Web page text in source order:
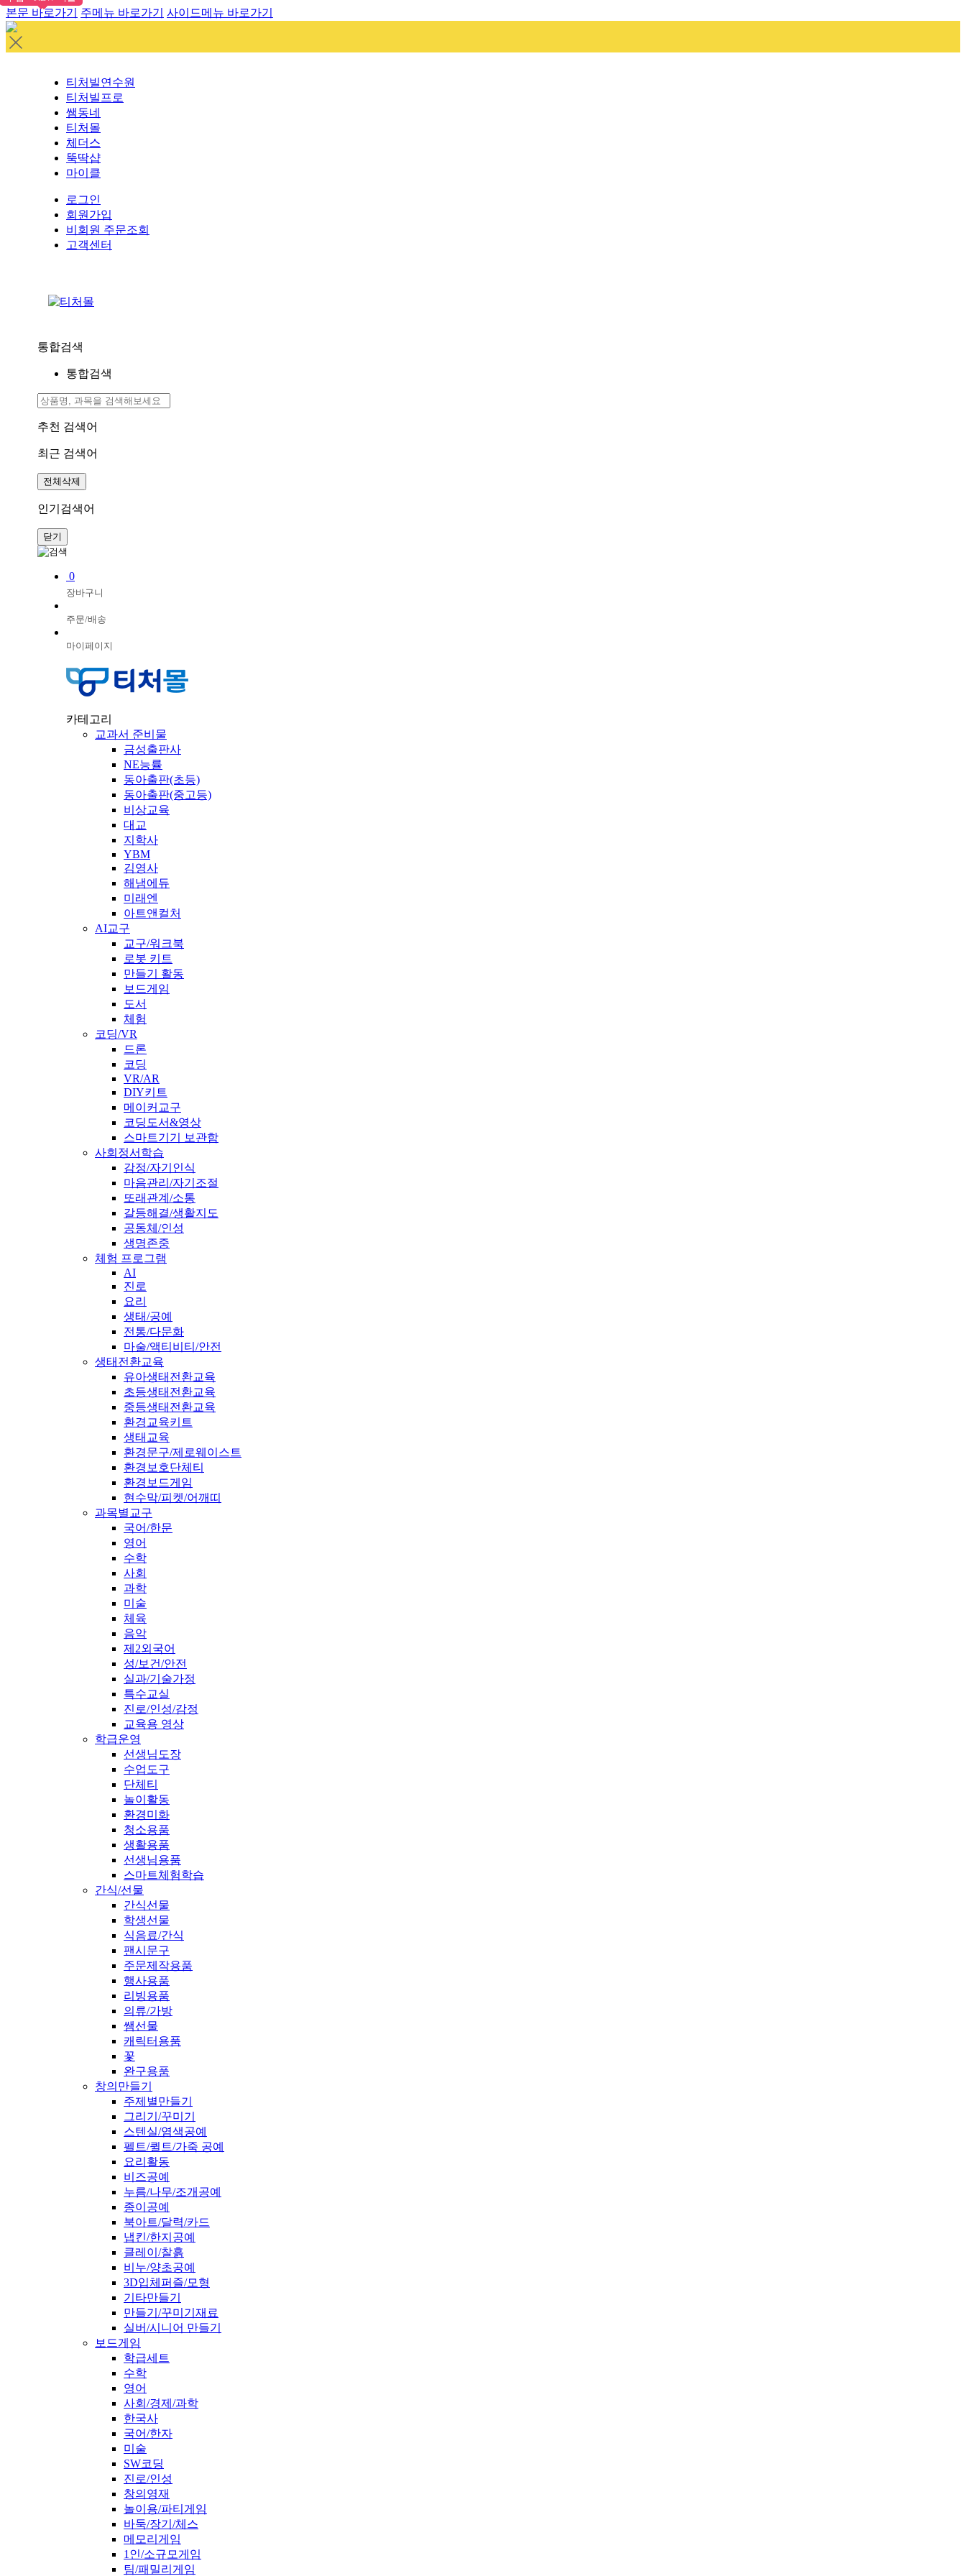
본문 바로가기 주메뉴 바로가기 사이드메뉴 바로가기
티처빌연수원
티처빌프로
쌤동네
티처몰
체더스
뚝딱샵
마이클
로그인
회원가입
비회원 주문조회
고객센터
통합검색
통합검색
추천 검색어
최근 검색어
전체삭제
인기검색어
닫기
0
장바구니
주문/배송
마이페이지
카테고리
교과서 준비물
금성출판사
NE능률
동아출판(초등)
동아출판(중고등)
비상교육
대교
지학사
YBM
김영사
해냄에듀
미래엔
아트앤컬처
AI교구
교구/워크북
로봇 키트
만들기 활동
보드게임
도서
체험
코딩/VR
드론
코딩
VR/AR
DIY키트
메이커교구
코딩도서&영상
스마트기기 보관함
사회정서학습
감정/자기인식
마음관리/자기조절
또래관계/소통
갈등해결/생활지도
공동체/인성
생명존중
체험 프로그램
AI
진로
요리
생태/공예
전통/다문화
마술/액티비티/안전
생태전환교육
유아생태전환교육
초등생태전환교육
중등생태전환교육
환경교육키트
생태교육
환경문구/제로웨이스트
환경보호단체티
환경보드게임
현수막/피켓/어깨띠
과목별교구
국어/한문
영어
수학
사회
과학
미술
체육
음악
제2외국어
성/보건/안전
실과/기술가정
특수교실
진로/인성/감정
교육용 영상
학급운영
선생님도장
수업도구
단체티
놀이활동
환경미화
청소용품
생활용품
선생님용품
스마트체험학습
간식/선물
간식선물
학생선물
식음료/간식
팬시문구
주문제작용품
행사용품
리빙용품
의류/가방
쌤선물
캐릭터용품
꽃
완구용품
창의만들기
주제별만들기
그리기/꾸미기
스텐실/염색공예
펠트/퀼트/가죽 공예
요리활동
비즈공예
누름/나무/조개공예
종이공예
북아트/달력/카드
냅킨/한지공예
클레이/찰흙
비누/양초공예
3D입체퍼즐/모형
기타만들기
만들기/꾸미기재료
실버/시니어 만들기
보드게임
학급세트
수학
영어
사회/경제/과학
한국사
국어/한자
미술
SW코딩
진로/인성
창의영재
놀이용/파티게임
바둑/장기/체스
메모리게임
1인/소규모게임
팀/패밀리게임